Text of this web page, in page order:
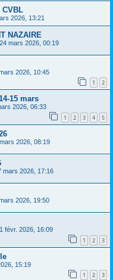
CVBL
2026, 13:21
NAZAIRE
mars 2026, 00:19
2026, 10:45
1 2
15 mars
2026, 06:33
1 2 3 4 5
2026, 08:19
mars 2026, 17:16
2026, 19:50
févr. 2026, 16:09
1 2 3
15:19
1 2 3